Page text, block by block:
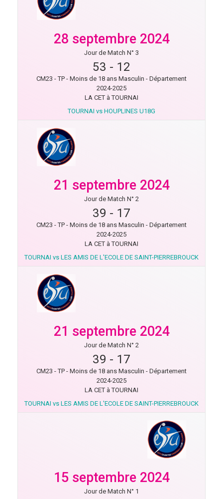
28 septembre 2024
Jour de Match N° 3
53 - 12
CM23 - TP - Moins de 18 ans Masculin - Département
2024-2025
LA CET à TOURNAI
TOURNAI vs HOUPLINES U18G
21 septembre 2024
Jour de Match N° 2
39 - 17
CM23 - TP - Moins de 18 ans Masculin - Département
2024-2025
LA CET à TOURNAI
TOURNAI vs LES AMIS DE L'ECOLE DE SAINT-PIERREBROUCK
21 septembre 2024
Jour de Match N° 2
39 - 17
CM23 - TP - Moins de 18 ans Masculin - Département
2024-2025
LA CET à TOURNAI
TOURNAI vs LES AMIS DE L'ECOLE DE SAINT-PIERREBROUCK
15 septembre 2024
Jour de Match N° 1